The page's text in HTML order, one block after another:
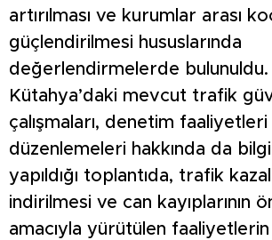
artırılması ve kurumlar arası
güçlendirilmesi hususlarında
değerlendirmelerde bulunuldu.
Kütahya’daki mevcut trafik
çalışmaları, denetim
düzenlemeleri hakkında da bilgi
yapıldığı toplantıda, trafik
indirilmesi ve can kayıplarının
amacıyla yürütülen faaliyetlerin